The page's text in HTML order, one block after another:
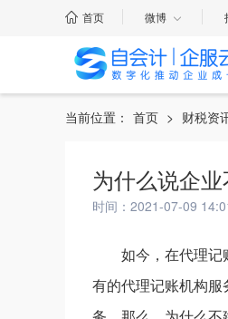
首页 微博
当前位置： 首页 > 财税资
为什么说企
时间：2021-07-09
如今，在代理记
有的代理记账机构服